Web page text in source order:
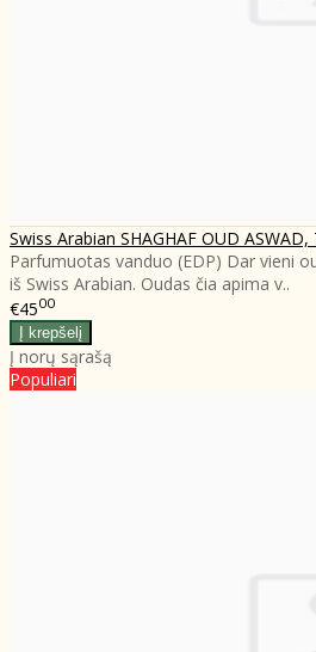
Swiss Arabian SHAGHAF OUD
Parfumuotas vanduo (EDP) Dar vieni
iš Swiss Arabian. Oudas čia apima v..
€4500
Į norų sąrašą
Populiari